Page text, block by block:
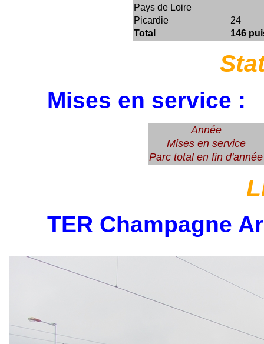
Pays de Loire
Picardie
24
Total
146
Mises en service :
Année
Mises en service
Parc total en fin d'année
TER Champagne